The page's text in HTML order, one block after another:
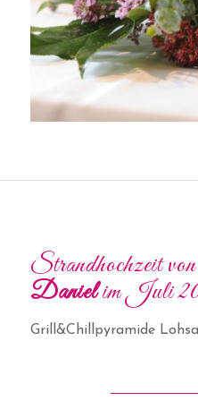
Strandhochzeit von
Danielim Juli
Grill&Chillpyramide Lohsa